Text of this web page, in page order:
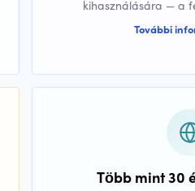
kihasználására — a
További
Több mint 30